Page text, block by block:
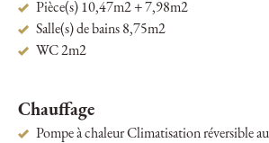
Pièce(s) 10,47m2 + 7,98m2
Salle(s) de bains 8,75m2
WC 2m2
Chauffage
Pompe à chaleur Climatisation réversible au